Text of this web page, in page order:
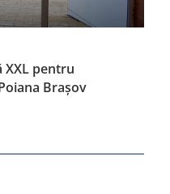
XXL pentru
Brașov